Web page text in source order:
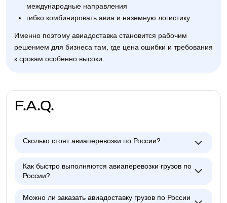
международные направления
гибко комбинировать авиа и наземную логистику
Именно поэтому авиадоставка становится рабочим
решением для бизнеса там, где цена ошибки и требования
к срокам особенно высоки.
F.A.Q.
Сколько стоят авиаперевозки по России?
Как быстро выполняются авиаперевозки грузов по
России?
Можно ли заказать авиадоставку грузов по России